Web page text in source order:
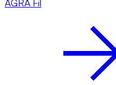
AGRA Fil